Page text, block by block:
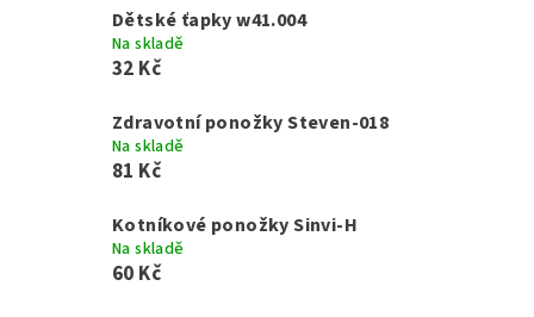
Dětské ťapky w41.004
Na skladě
32 Kč
Zdravotní ponožky Steven-018
Na skladě
81 Kč
Kotníkové ponožky Sinvi-H
Na skladě
60 Kč